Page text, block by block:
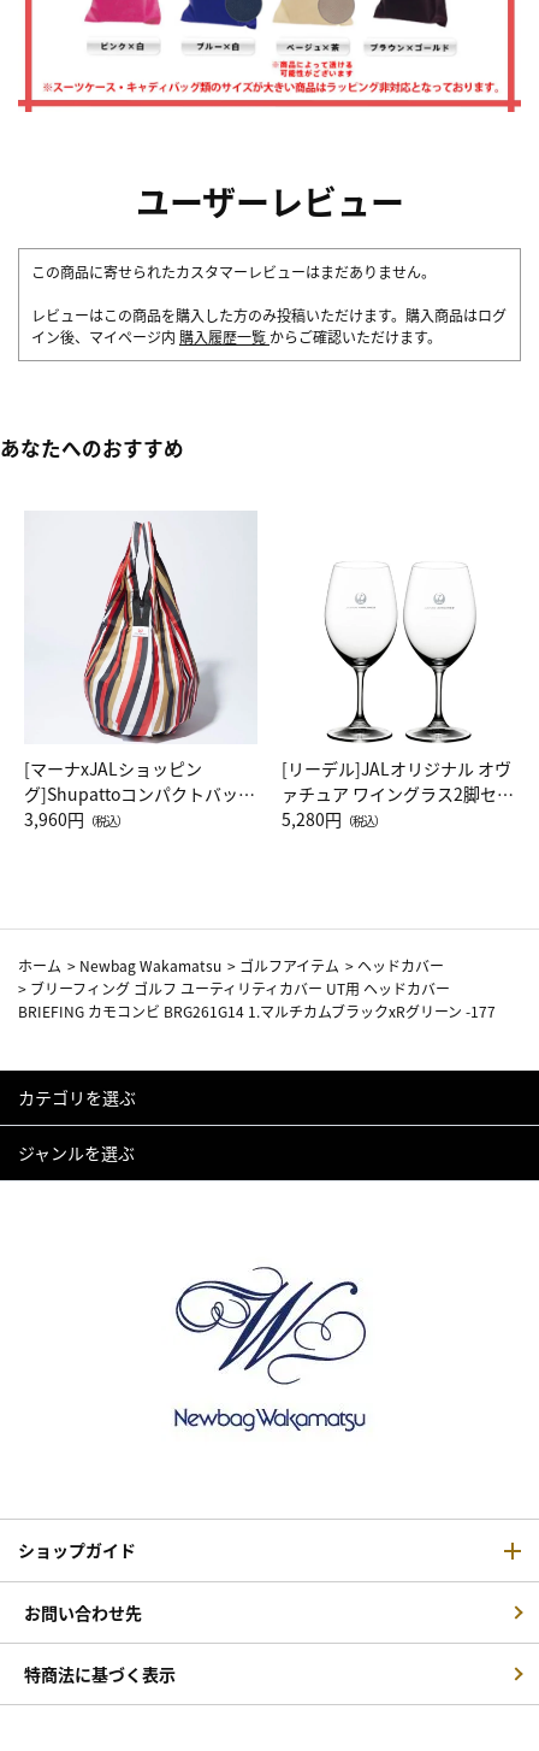
ユーザーレビュー
この商品に寄せられたカスタマーレビューはまだありません。
レビューはこの商品を購入した方のみ投稿いただけます。購入商品はログ
イン後、マイページ内 購入履歴一覧 からご確認いただけます。
あなたへのおすすめ
[マーナxJALショッピン
グ]Shupattoコンパクトバッグ
Drop JAL客室乗務員（LC）ス
3,960円 （税込）
[リーデル]JALオリジナル オヴ
ァチュア ワイングラス2脚セッ
ト（レッドワイン）
5,280円 （税込）
ホーム > Newbag Wakamatsu > ゴルフアイテム > ヘッドカバー
> ブリーフィング ゴルフ ユーティリティカバー UT用 ヘッドカバー
BRIEFING カモコンビ BRG261G14 1.マルチカムブラックxRグリーン -177
カテゴリを選ぶ
ジャンルを選ぶ
ショップガイド
お問い合わせ先
特商法に基づく表示